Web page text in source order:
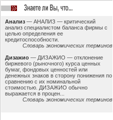
Анализ — АНАЛИЗ — критический
анализ специалистом баланса фирмы с
целью определения ее
кредитоспособности.
Словарь экономических терминов
Дизажио — ДИЗАЖИО — отклонение
биржевого (рыночного) курса ценных
бумаг, фондовых ценностей или
денежных знаков в сторону понижения по
сравнению с их номинальной
стоимостью. ДИЗАЖИО обычно
выражается в процен...
Словарь экономических терминов